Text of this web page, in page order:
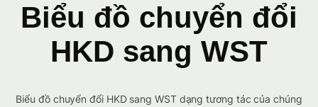
Biểu đồ chuyển đổi
HKD sang WST
Biểu đồ chuyển đổi HKD sang WST dạng tương tác của chúng